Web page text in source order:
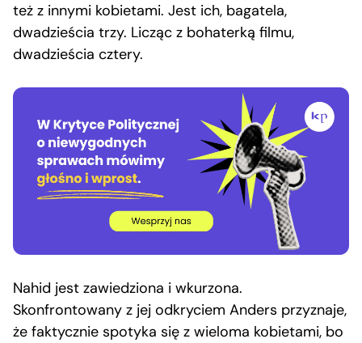
też z innymi kobietami. Jest ich, bagatela,
dwadzieścia trzy. Licząc z bohaterką filmu,
dwadzieścia cztery.
Nahid jest zawiedziona i wkurzona.
Skonfrontowany z jej odkryciem Anders przyznaje,
że faktycznie spotyka się z wieloma kobietami, bo